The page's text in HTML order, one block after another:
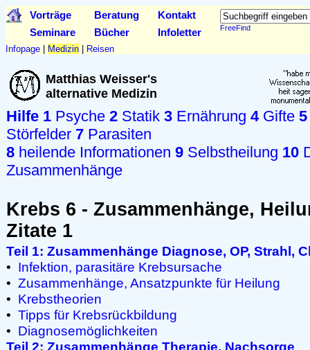
Vorträge Beratung Kontakt
FreeFind
Seminare Bücher Infoletter
Infopage Medizin Reisen
Matthias Weisser's
alternative Medizin
Hilfe 1 Psyche 2 Statik 3 Ernährung 4Gifte 5
Störfelder 7 Parasiten
8 heilende Informationen 9 Selbstheilung 10
Zusammenhänge
Krebs 6 - Zusammenhänge,
Zitate 1
Teil 1: Zusammenhänge Diagnose, OP, Strahl,
• Infektion, parasitäre Krebsursache
• Zusammenhänge, Ansatzpunkte für Heilung
• Krebstheorien
• Tipps für Krebsrückbildung
• Diagnosemöglichkeiten
Teil 2: Zusammenhänge Therapie, Nachsorge